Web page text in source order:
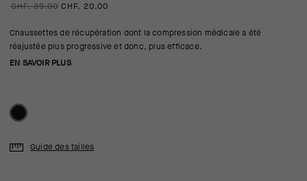
CHF. 39.00 CHF. 20.00
Chaussettes de récupération dont la compression médicale a été
réajustée plus progressive et donc, plus efficace.
EN SAVOIR PLUS
Guide des tailles